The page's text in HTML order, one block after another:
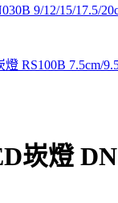
9/12/15/17.5/
RS100B 7.5cm/
崁燈